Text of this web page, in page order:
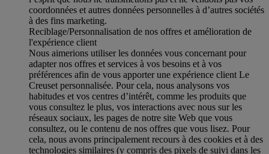
coordonnées et autres données personnelles à d’autres sociétés
à des fins marketing.
Reciblage/Personnalisation de nos offres et amélioration de
l'expérience client
Nous aimerions utiliser les données vous concernant pour
adapter nos offres et services à vos besoins et à vos
préférences afin de vous apporter une expérience client Le
Creuset personnalisée. Pour cela, nous analysons vos
habitudes et vos centres d’intérêt, comme les produits que
vous consultez le plus, vos interactions avec nous sur les
réseaux sociaux, les pages de notre site Web que vous
consultez, ou le contenu de nos offres que vous lisez. Pour
cela, nous avons principalement recours à des cookies et à des
technologies similaires (y compris des pixels de suivi dans les